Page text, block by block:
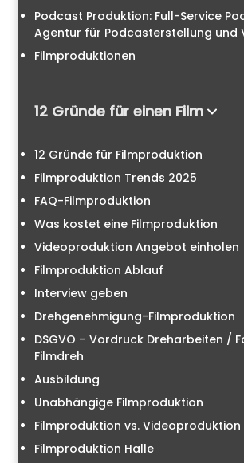
Podcast Produktion: Full-Service
Agentur für Podcasterstellung und
Filmproduktionen
12 Gründe für einen Film
12 Gründe für Filmproduktion
Filmproduktion Trends 2025
FAQ-Filmproduktion
Was kostet eine Filmproduktion
Videoproduktion Angebot einholen
Filmproduktion Ablauf
Interview geben
Drehgenehmigung-Filmproduktion
DSGVO – Vordruck Dreharbeiten /
Filmdreh
Ausbildung
Unabhängige Filmproduktion
Filmproduktion vs. Videoproduktion
Filmproduktion Halle